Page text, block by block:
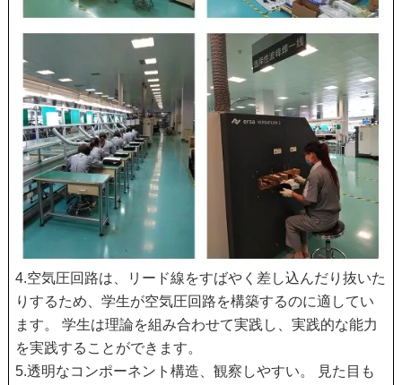
4.空気圧回路は、リード線をすばやく差し込んだり抜いた
りするため、学生が空気圧回路を構築するのに適してい
ます。 学生は理論を組み合わせて実践し、実践的な能力
を実践することができます。
5.透明なコンポーネント構造、観察しやすい。 見た目も